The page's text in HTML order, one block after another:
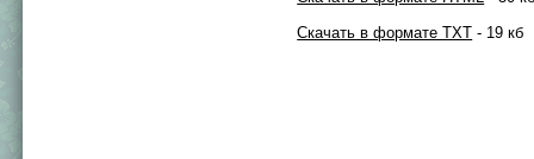
Скачать в формате TXT - 19 кб